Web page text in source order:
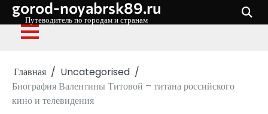
Перейти
содержимому
gorod-noyabrsk89.ru
Путеводитель по городам и странам
Главная
Uncategorised
Биография Валентины Титовой – титана российского
кино и телевидения